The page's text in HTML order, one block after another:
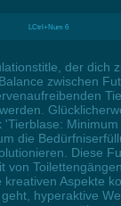
LCtrl+Num 6
der dich
zwischen
die
Diese
von
Aspekte
hyperaktive